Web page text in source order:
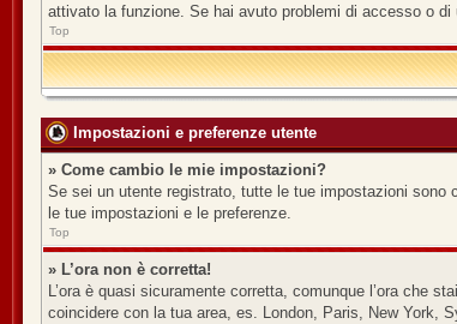
attivato la funzione. Se hai avuto problemi di accesso o
Top
Impostazioni e preferenze utente
» Come cambio le mie impostazioni?
Se sei un utente registrato, tutte le tue impostazioni
le tue impostazioni e le preferenze.
Top
» L’ora non è corretta!
L’ora è quasi sicuramente corretta, comunque l’ora che
coincidere con la tua area, es. London, Paris, New York,